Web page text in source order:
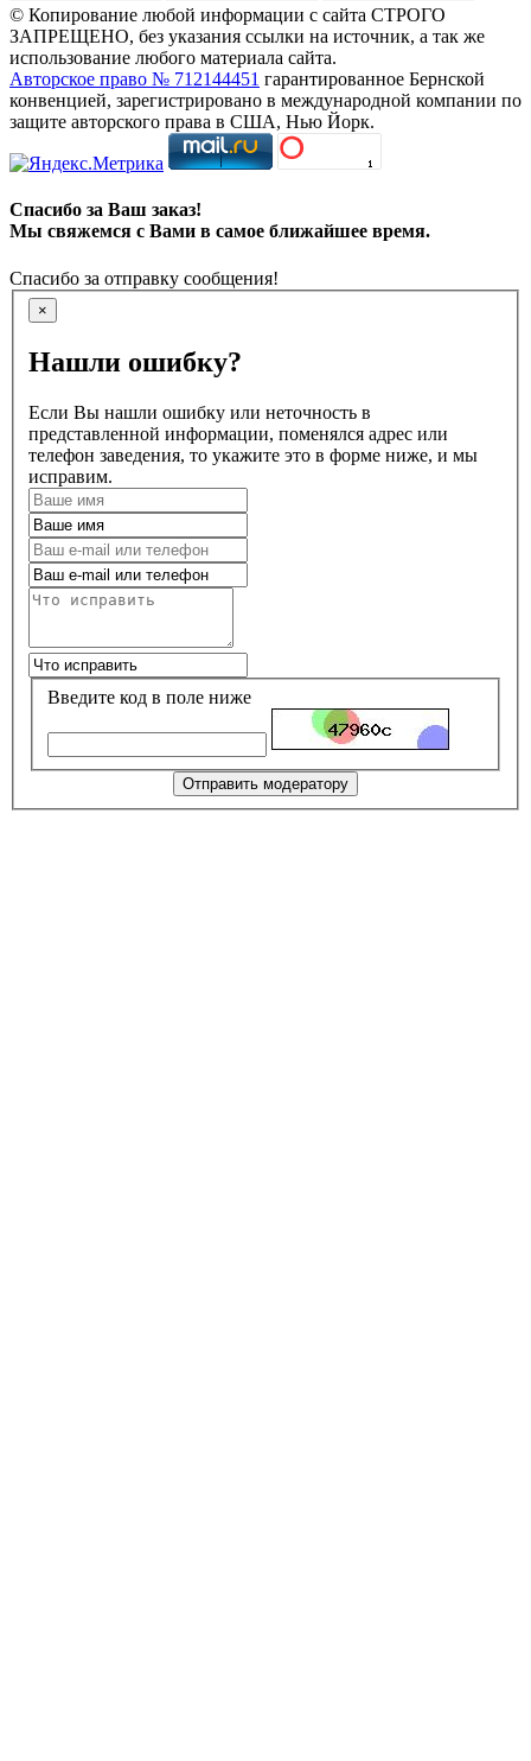
© Копирование любой информации с сайта СТРОГО
ЗАПРЕЩЕНО, без указания ссылки на источник, а так же
использование любого материала сайта.
Авторское право № 712144451 гарантированное Бернской
конвенцией, зарегистрировано в международной компании по
защите авторского права в США, Нью Йорк.
Спасибо за Ваш заказ!
Мы свяжемся с Вами в самое ближайшее время.
Спасибо за отправку сообщения!
×
Нашли ошибку?
Если Вы нашли ошибку или неточность в
представленной информации, поменялся адрес или
телефон заведения, то укажите это в форме ниже, и мы
исправим.
Введите код в поле ниже
Отправить модератору